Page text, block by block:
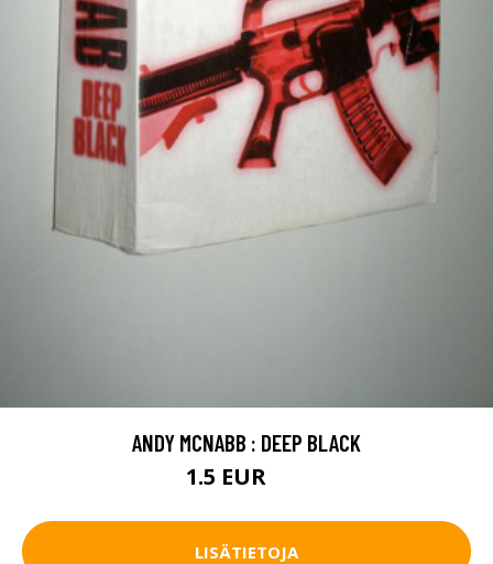
ANDY MCNABB : DEEP BLACK
1.5 EUR
LISÄTIETOJA